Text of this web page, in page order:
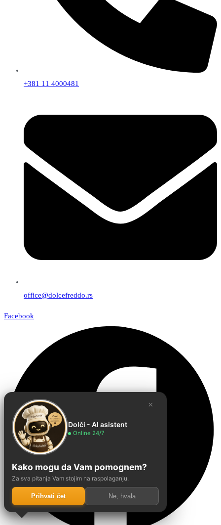
+381 11 4000481
office@dolcefreddo.rs
Facebook
×
Dolči - AI asistent
Online 24/7
Kako mogu da Vam pomognem?
Za sva pitanja Vam stojim na raspolaganju.
Prihvati čet Ne, hvala